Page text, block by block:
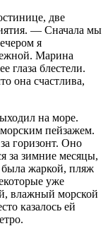
две
— Сначала мы
я
Марина
глаза блестели.
она счастлива,
на море.
пейзажем.
горизонт. Оно
за зимние месяцы,
была жаркой, пляж
уже
влажный морской
казалось ей